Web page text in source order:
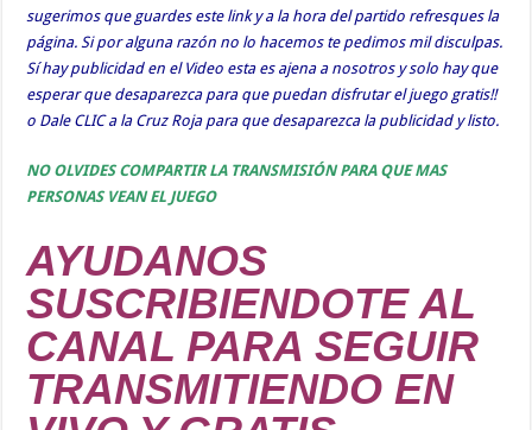
sugerimos que guardes este link y a la hora del partido refresques la
página. Si por alguna razón no lo hacemos te pedimos mil disculpas.
Sí hay publicidad en el Video esta es ajena a nosotros y solo hay que
esperar que desaparezca para que puedan disfrutar el juego gratis!!
o Dale CLIC a la Cruz Roja para que desaparezca la publicidad y listo.
NO OLVIDES COMPARTIR LA TRANSMISIÓN PARA QUE MAS
PERSONAS VEAN EL JUEGO
AYUDANOS
SUSCRIBIENDOTE AL
CANAL PARA SEGUIR
TRANSMITIENDO EN